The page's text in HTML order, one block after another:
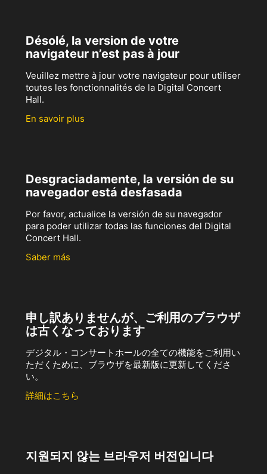
Désolé, la version de votre
navigateur n’est pas à jour
Veuillez mettre à jour votre navigateur pour utiliser
toutes les fonctionnalités de la Digital Concert
Hall.
En savoir plus
Desgraciadamente, la versión de su
navegador está desfasada
Por favor, actualice la versión de su navegador
para poder utilizar todas las funciones del Digital
Concert Hall.
Saber más
申し訳ありませんが、ご利用のブラウザ
は古くなっております
デジタル・コンサートホールの全ての機能をご利用い
ただくために、ブラウザを最新版に更新してくださ
い。
詳細はこちら
지원되지 않는 브라우저 버전입니다